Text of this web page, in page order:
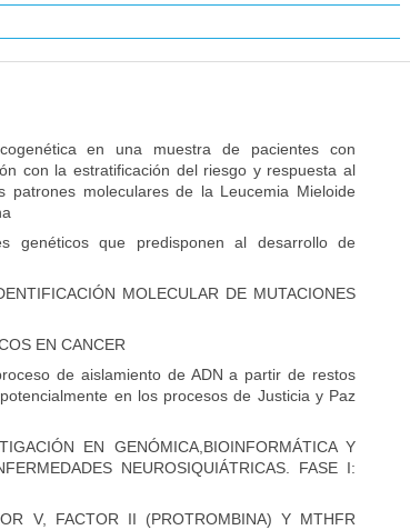
en una muestra de pacientes con
con la estratificación del riesgo y respuesta al
patrones moleculares de la Leucemia Mieloide
genéticos que predisponen al desarrollo de
MOLECULAR DE MUTACIONES
EN CANCER
de aislamiento de ADN a partir de restos
en los procesos de Justicia y Paz
EN GENÓMICA,BIOINFORMÁTICA Y
NEUROSIQUIÁTRICAS. FASE I:
V, FACTOR II (PROTROMBINA) Y MTHFR